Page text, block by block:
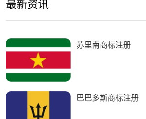
苏里南商标注册
巴巴多斯商标注册